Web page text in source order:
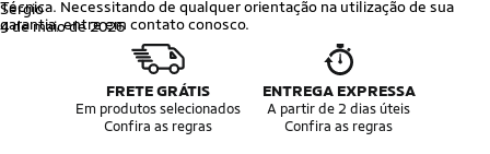
Sergio
4 de maio de 2026
Deve ter melhorias na o acabamentos, muitas pontas de linhas
aparentes e linhas com tonalidades
Técnica. Necessitando de qualquer orientação na utilização de sua
garantia, entre em contato conosco.
FRETE GRÁTIS
Em produtos selecionados
Confira as regras
ENTREGA EXPRESSA
A partir de 2 dias úteis
Confira as regras